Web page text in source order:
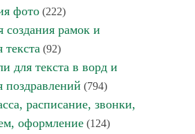
фото(222)
создания рамок и
(92)
для текста в ворд и
поздравлений (794)
расписание, звонки,
оформление(124)